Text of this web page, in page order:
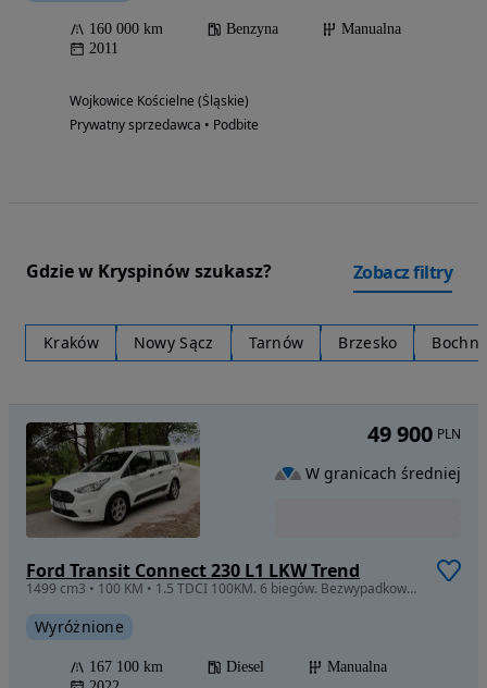
160 000 km Benzyna
Manualna
2011
Wojkowice Kościelne (Śląskie)
Prywatny sprzedawca • Podbite
Gdzie w Kryspinów szukasz? Zobacz filtry
Kraków Nowy Sącz Tarnów Brzesko
Ford Transit Connect 230 L1 LKW Trend
1499 cm3 • 100 KM • 1.5 TDCI 100KM. 6 biegów. Bezwypadkowy. 5-osobowy. Stan wzorowy. ASO.
Wyróżnione
167 100 km Diesel
Manualna
49 900 PLN
W granicach średniej